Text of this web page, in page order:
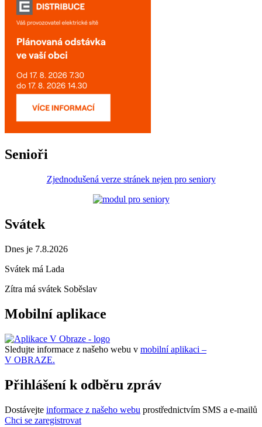
Senioři
Zjednodušená verze stránek nejen pro seniory
Svátek
Dnes je 7.8.2026
Svátek má Lada
Zítra má svátek Soběslav
Mobilní aplikace
Sledujte informace z našeho webu v mobilní aplikaci –
V OBRAZE.
Přihlášení k odběru zpráv
Dostávejte informace z našeho webu prostřednictvím SMS a e-mailů
Chci se zaregistrovat